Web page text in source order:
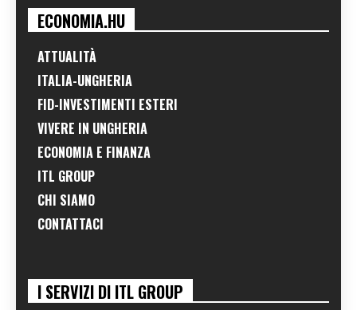
ECONOMIA.HU
ATTUALITÀ
ITALIA-UNGHERIA
FID-INVESTIMENTI ESTERI
VIVERE IN UNGHERIA
ECONOMIA E FINANZA
ITL GROUP
CHI SIAMO
CONTATTACI
I SERVIZI DI ITL GROUP